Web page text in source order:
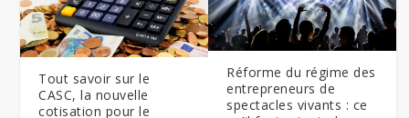
Tout savoir sur le
CASC, la nouvelle
cotisation pour le
Réforme du régime des
entrepreneurs de
spectacles vivants : ce